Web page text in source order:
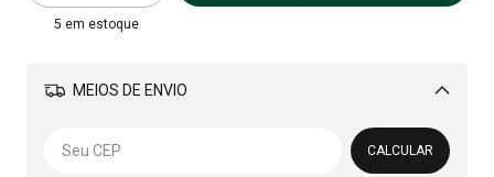
5 em estoque
MEIOS DE ENVIO
Alterar CEP
CALCULAR